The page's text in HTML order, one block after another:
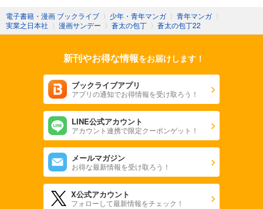
電子書籍・漫画 ブックライブ 〉 少年・青年マンガ 〉 青年マンガ 〉
実業之日本社 〉 漫画サンデー 〉 蒼太の包丁 〉 蒼太の包丁22
新刊やお得な情報をお届けします！
ブックライブアプリ
アプリの通知でお得情報を受け取ろう！
LINE公式アカウント
アカウント連携で限定クーポンゲット！
メールマガジン
お得な最新情報を受け取ろう！
X公式アカウント
フォローして最新情報をチェック！